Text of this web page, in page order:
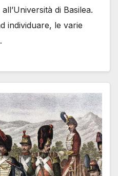
di Basilea.
individuare, le varie